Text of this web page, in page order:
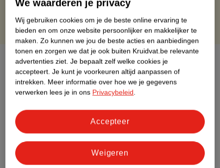
Over dit product
Productinformatie
Etiketinformatie
Nature Impact Score
Dit product heeft (nog) geen Nature
Impact Score.
We waarderen je privacy
Wij gebruiken cookies om je de beste online ervaring te
bieden en om onze website persoonlijker en makkelijker te
maken. Zo kunnen we jou de beste acties en aanbiedingen
tonen en zorgen we dat je ook buiten Kruidvat.be relevante
advertenties ziet. Je bepaalt zelf welke cookies je
accepteert. Je kunt je voorkeuren altijd aanpassen of
intrekken. Meer informatie over hoe we je gegevens
verwerken lees je in ons Privacybeleid.
Weigeren
Accepteer